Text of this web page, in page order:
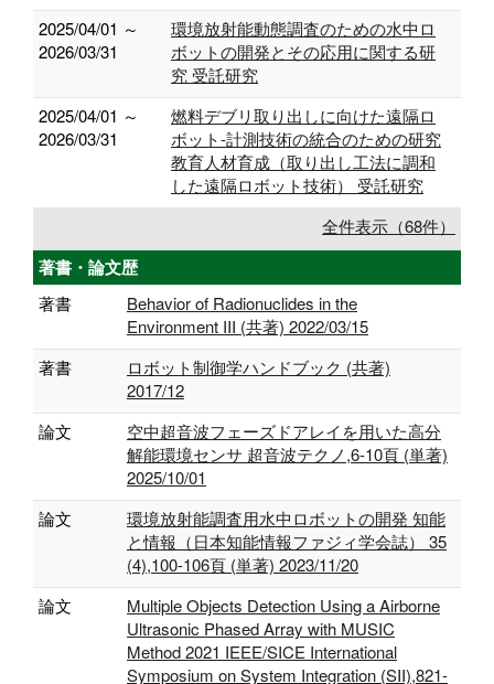
2025/04/01 ～
2026/03/31
環境放射能動態調査のための水中ロ
ボットの開発とその応用に関する研
究 受託研究
2025/04/01 ～
2026/03/31
燃料デブリ取り出しに向けた遠隔ロ
ボット-計測技術の統合のための研究
教育人材育成（取り出し工法に調和
した遠隔ロボット技術） 受託研究
全件表示（68件）
著書・論文歴
著書
Behavior of Radionuclides in the
Environment III (共著) 2022/03/15
著書
ロボット制御学ハンドブック (共著)
2017/12
論文
空中超音波フェーズドアレイを用いた高分
解能環境センサ 超音波テクノ,6-10頁 (単著)
2025/10/01
論文
環境放射能調査用水中ロボットの開発 知能
と情報（日本知能情報ファジィ学会誌） 35
(4),100-106頁 (単著) 2023/11/20
論文
Multiple Objects Detection Using a Airborne
Ultrasonic Phased Array with MUSIC
Method 2021 IEEE/SICE International
Symposium on System Integration (SII),821-